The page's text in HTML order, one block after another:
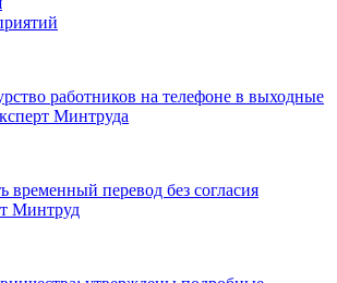
работников на телефоне в выходные
Минтруда
перевод без согласия
Минтруд